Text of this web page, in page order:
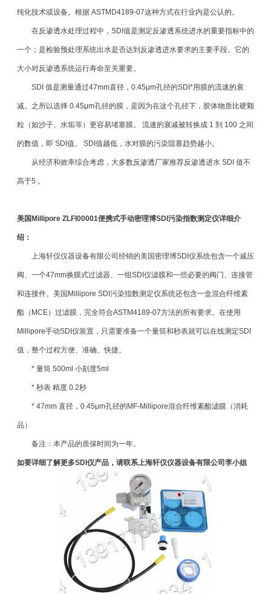
纯化技术或设备。根据 ASTMD4189-07这种方式在行业内是公认的。
在反渗透水处理过程中，SDI值是测定反渗透系统进水的重要指标中的
一个；是检验预处理系统出水是否达到反渗透进水要求的主要手段。它的
大小对反渗透系统运行寿命至关重要。
SDI 值是测量通过47mm直径，0.45μm孔径的SDI*用膜的流速的衰
减。之所以选择 0.45μm孔径的膜，是因为在这个孔径下，胶体物质比硬颗
粒（如沙子、水垢等）更容易堵塞膜。 流速的衰减被转换成 1 到 100 之间
的数值，即 SDI值。 SDI值越低，水对膜的污染阻塞趋势越小。
从经济和效率综合考虑，大多数反渗透厂家推荐反渗透进水 SDI 值不
高于5 。
美国Millipore ZLFI00001便携式手动密理博SDI污染指数测定仪详细介
绍：
上海轩仪仪器设备有限公司经销的美国密理博SDI仪系统包含一个减压
阀、一个47mm换膜式过滤器、一组SDI仪滤膜和一些必要的阀门、连接管
和连接件。美国Millipore SDI污染指数测定仪系统还包含一盒混合纤维素
酯（MCE）过滤膜，完全符合ASTM4189-07方法的所有要求。在使用
Millipore手动SDI仪装置，只需要准备一个量筒和秒表就可以在线测定SDI
值，整个过程方便、准确、快捷。
* 量筒 500ml 小刻度5ml
* 秒表 精度 0.2秒
* 47mm 直径，0.45μm孔径的MF-Millipore混合纤维素酯滤膜（消耗
品）
备注：本产品的质保时间为一年。
如要详细了解更多SDI仪产品，请联系上海轩仪仪器设备有限公司李小姐